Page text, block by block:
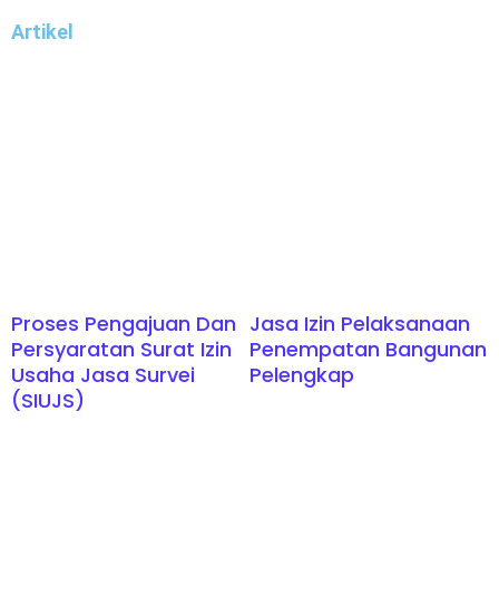
Artikel
Proses Pengajuan Dan
Persyaratan Surat Izin
Usaha Jasa Survei
(SIUJS)
Jasa Izin Pelaksanaan
Penempatan Bangunan
Pelengkap